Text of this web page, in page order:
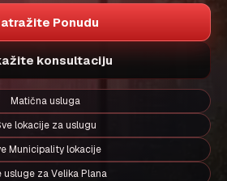
Ponudu
konsultaciju
Matična usluga
lokacije za uslugu
Municipality lokacije
usluge za Velika Plana